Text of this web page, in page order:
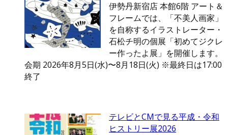
伊勢丹新宿店 本館6階 アート＆
フレームでは、「不美人画家」
を自称するイラストレーター・
石松チ明の個展「初めてジクレ
ー作ったよ展」を開催します。
会期 2026年8月5日(水)〜8月18日(火) ※最終日は17:00
終了
テレビとCMで見る平成・令和
ヒストリー展2026